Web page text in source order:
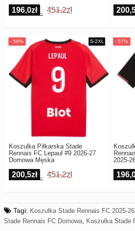
196,0zł 451,2zł
Koszulka Piłkarska Stade
Rennais FC Lepaul #9 2026-27
Domowa Męska
200,5zł 451,2zł
2025-
Tagi: Koszulka Stade Rennais FC 2025-26
Stade Rennais FC Domowa, Koszulka Stade